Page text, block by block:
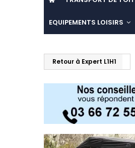
EQUIPEMENTS LOISIRS
Retour à Expert L1H1